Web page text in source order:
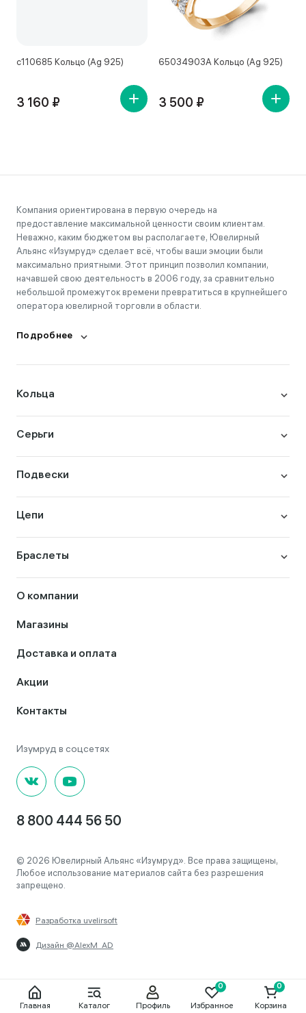
с110685 Кольцо (Ag 925)
3 160 ₽
65034903А Кольцо (Ag 925)
3 500 ₽
Компания ориентирована в первую очередь на
предоставление максимальной ценности своим клиентам.
Неважно, каким бюджетом вы располагаете, Ювелирный
Альянс «Изумруд» сделает всё, чтобы ваши эмоции были
максимально приятными. Этот принцип позволил компании,
начавшей свою деятельность в 2006 году, за сравнительно
небольшой промежуток времени превратиться в крупнейшего
оператора ювелирной торговли в области.
Подробнее
Кольца
Серьги
Подвески
Цепи
Браслеты
О компании
Магазины
Доставка и оплата
Акции
Контакты
8 800 444 56 50
© 2026 Ювелирный Альянс «Изумруд». Все права защищены,
Любое использование материалов сайта без разрешения
запрещено.
Разработка uvelirsoft
Дизайн @AlexM_AD
Главная Каталог Профиль Избранное Корзина